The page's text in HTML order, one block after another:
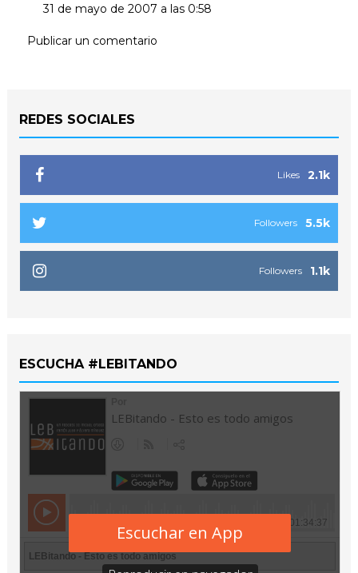
31 de mayo de 2007 a las 0:58
Publicar un comentario
REDES SOCIALES
2.1k
Likes
5.5k
Followers
1.1k
Followers
ESCUCHA #LEBITANDO